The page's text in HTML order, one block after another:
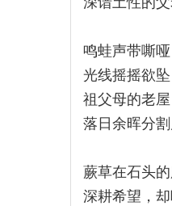
鸣蛙声带嘶
光线摇摇欲
祖父母的老
落日余晖分割
蕨草在石头
深耕希望，